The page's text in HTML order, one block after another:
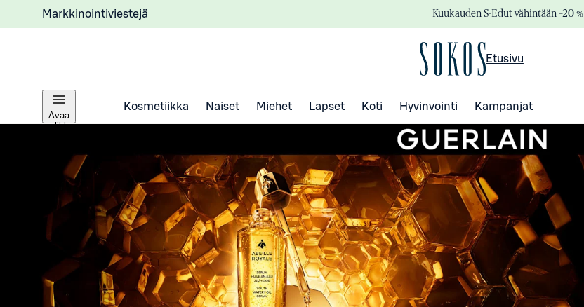
Markkinointiviestejä Kuukauden S-Edut vähintään –20 %
Etusivu
Avaa
valikko
Kosmetiikka Naiset Miehet Lapset Koti Hyvinvointi Kampanjat